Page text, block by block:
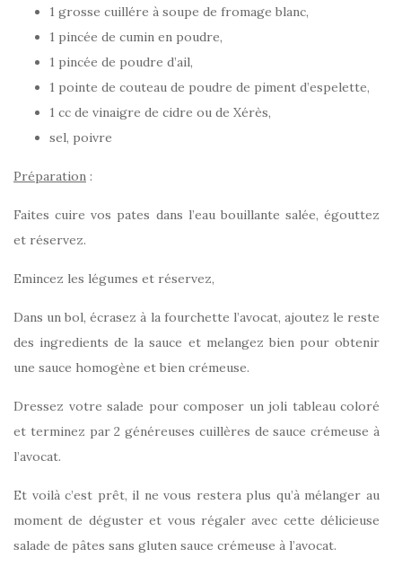
1 grosse cuillére à soupe de fromage blanc,
1 pincée de cumin en poudre,
1 pincée de poudre d’ail,
1 pointe de couteau de poudre de piment d’espelette,
1 cc de vinaigre de cidre ou de Xérès,
sel, poivre
Préparation :
Faites cuire vos pates dans l’eau bouillante salée, égouttez
et réservez.
Emincez les légumes et réservez,
Dans un bol, écrasez à la fourchette l’avocat, ajoutez le reste
des ingredients de la sauce et melangez bien pour obtenir
une sauce homogène et bien crémeuse.
Dressez votre salade pour composer un joli tableau coloré
et terminez par 2 généreuses cuillères de sauce crémeuse à
l’avocat.
Et voilà c’est prêt, il ne vous restera plus qu’à mélanger au
moment de déguster et vous régaler avec cette délicieuse
salade de pâtes sans gluten sauce crémeuse à l’avocat.